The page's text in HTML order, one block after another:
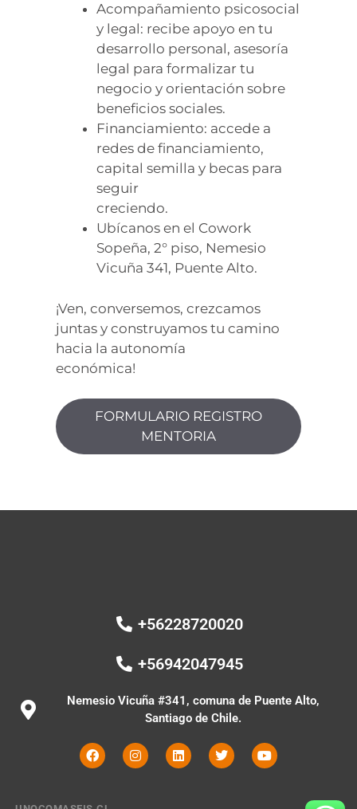
Acompañamiento psicosocial
y legal: recibe apoyo en tu
desarrollo personal, asesoría
legal para formalizar tu
negocio y orientación sobre
beneficios sociales.
Financiamiento: accede a
redes de financiamiento,
capital semilla y becas para
seguir
creciendo.
Ubícanos en el Cowork
Sopeña, 2° piso, Nemesio
Vicuña 341, Puente Alto.
¡Ven, conversemos, crezcamos
juntas y construyamos tu camino
hacia la autonomía
económica!
FORMULARIO REGISTRO
MENTORIA
+56228720020
+56942047945
Nemesio Vicuña #341, comuna de Puente Alto,
Santiago de Chile.